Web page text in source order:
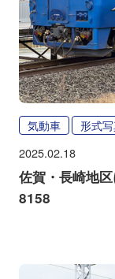
気動車 形式
2025.02.18
佐賀・長崎地
8158